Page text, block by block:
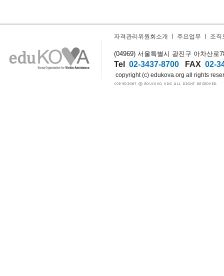
자격관리위원회소개 주요업무 조직
(04969) 서울특별시 광진구 아차산로
Tel 02-3437-8700 FAX 02-
copyright (c) edukova.org all rights